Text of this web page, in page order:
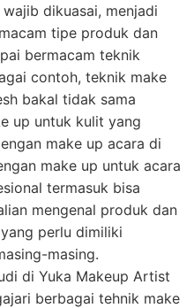
dikuasai, menjadi
tipe produk dan
bermacam teknik
contoh, teknik make
bakal tidak sama
up untuk kulit yang
make up acara di
make up untuk acara
termasuk bisa
mengenal produk dan
perlu dimiliki
masing.
di Yuka Makeup Artist
berbagai tehnik make